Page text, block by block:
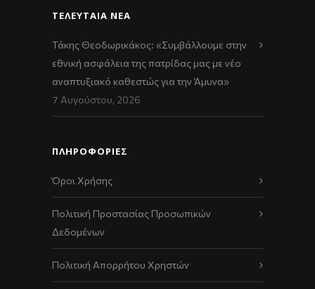
ΤΕΛΕΥΤΑΊΑ ΝΈΑ
Τάκης Θεοδωρικάκος: «Συμβάλλουμε στην
εθνική ασφάλεια της πατρίδας μας με νέο
αναπτυξιακό καθεστώς για την Άμυνα»
7 Αυγούστου, 2026
ΠΛΗΡΟΦΟΡΙΕΣ
Όροι Χρήσης
Πολιτική Προστασίας Προσωπικών
Δεδομένων
Πολιτική Απορρήτου Χρηστών